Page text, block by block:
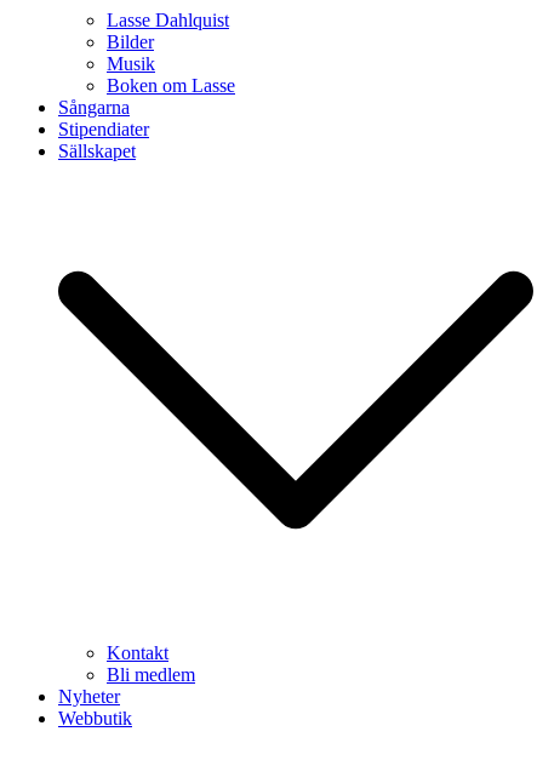
Lasse Dahlquist
Bilder
Musik
Boken om Lasse
Sångarna
Stipendiater
Sällskapet
Kontakt
Bli medlem
Nyheter
Webbutik